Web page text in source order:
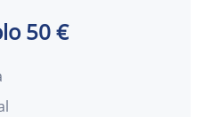
50 €